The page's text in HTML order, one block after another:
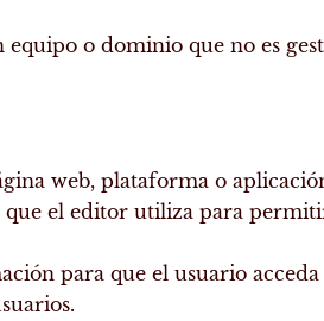
o dominio que no es
web, plataforma o
que el editor utiliza para
para que el usuario